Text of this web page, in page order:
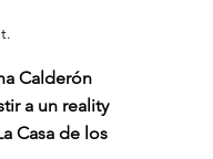
Calderón
a un reality
Casa de los